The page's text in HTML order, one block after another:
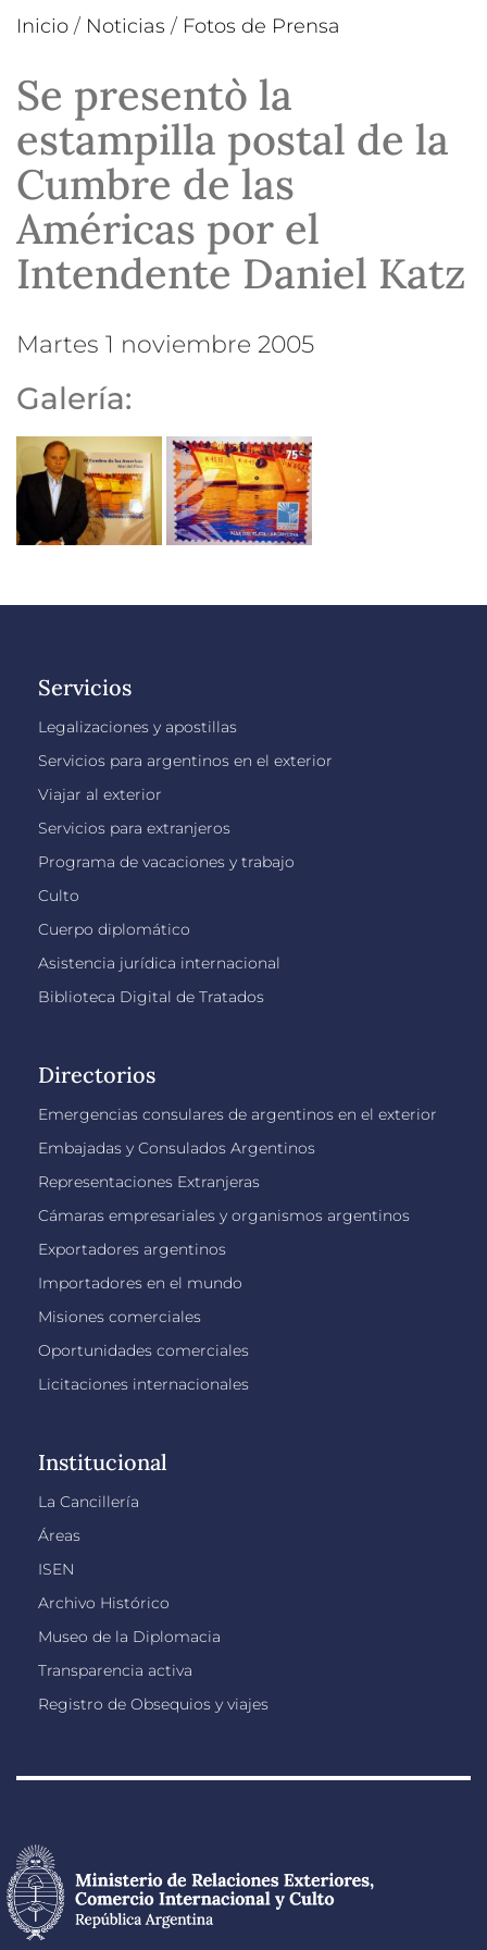
Inicio / Noticias / Fotos de Prensa
Se presentò la
estampilla postal de la
Cumbre de las
Américas por el
Intendente Daniel Katz
martes 1 noviembre 2005
Galería:
Servicios
Legalizaciones y apostillas
Servicios para argentinos en el exterior
Viajar al exterior
Servicios para extranjeros
Programa de vacaciones y trabajo
Culto
Cuerpo diplomático
Asistencia jurídica internacional
Biblioteca Digital de Tratados
Directorios
Emergencias consulares de argentinos en el exterior
Embajadas y Consulados Argentinos
Representaciones Extranjeras
Cámaras empresariales y organismos argentinos
Exportadores argentinos
Importadores en el mundo
Misiones comerciales
Oportunidades comerciales
Licitaciones internacionales
Institucional
La Cancillería
Áreas
ISEN
Archivo Histórico
Museo de la Diplomacia
Transparencia activa
Registro de Obsequios y viajes